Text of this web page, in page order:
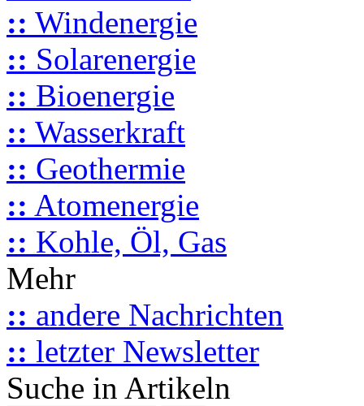
:: Windenergie
:: Solarenergie
:: Bioenergie
:: Wasserkraft
:: Geothermie
:: Atomenergie
:: Kohle, Öl, Gas
Mehr
:: andere Nachrichten
:: letzter Newsletter
Suche in Artikeln